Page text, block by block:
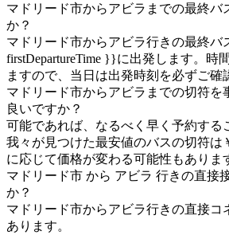
マドリード市からアビラまでの最終バ
か？
マドリード市からアビラ行きの最終バ
firstDepartureTime }}に出発します。時
ますので、当日は出発時刻を必ずご確
マドリード市からアビラまでの切符を
良いですか？
可能であれば、なるべく早く予約する
我々が見つけた最安値のバスの切符は
に応じて価格が変わる可能性もありま
マドリード市 から アビラ 行きの直接
か？
マドリード市からアビラ行きの直接コ
あります。